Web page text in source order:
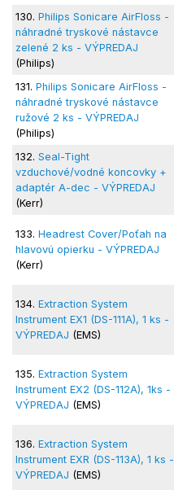
130. Philips Sonicare AirFloss -
náhradné tryskové nástavce
zelené 2 ks - VÝPREDAJ
(Philips)
131. Philips Sonicare AirFloss -
náhradné tryskové nástavce
ružové 2 ks - VÝPREDAJ
(Philips)
132. Seal-Tight
vzduchové/vodné koncovky +
adaptér A-dec - VÝPREDAJ
(Kerr)
133. Headrest Cover/Poťah na
hlavovú opierku - VÝPREDAJ
(Kerr)
134. Extraction System
Instrument EX1 (DS-111A), 1 ks -
VÝPREDAJ (EMS)
135. Extraction System
Instrument EX2 (DS-112A), 1ks -
VÝPREDAJ (EMS)
136. Extraction System
Instrument EXR (DS-113A), 1 ks -
VÝPREDAJ (EMS)